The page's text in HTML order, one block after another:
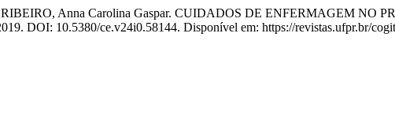
RIBEIRO, Anna Carolina Gaspar. CUIDADOS DE ENFERMAGEM
DOI: 10.5380/ce.v24i0.58144. Disponível em: https://revistas.ufpr.br/